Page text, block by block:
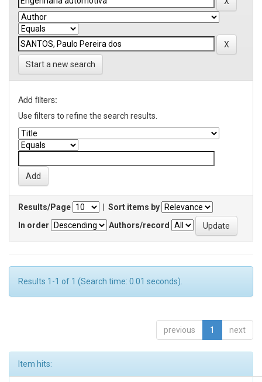
Start a new search
Add filters:
Use filters to refine the search results.
Results/Page
Sort items by
In order
Authors/record
Results 1-1 of 1 (Search time: 0.01 seconds).
previous 1 next
Item hits: